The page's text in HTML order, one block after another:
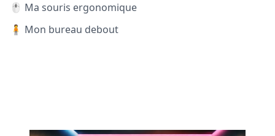
🖱️ Ma souris ergonomique
🧍 Mon bureau debout